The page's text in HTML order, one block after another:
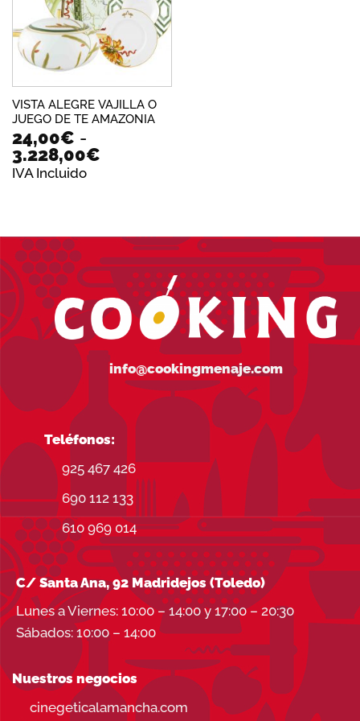
deseos
VISTA ALEGRE VAJILLA O
JUEGO DE TE AMAZONIA
24,00€ -
3.228,00€Rango
hasta
3.228,00€
IVA Incluido
info@cookingmenaje.com
Teléfonos:
925 467 426
690 112 133
610 969 014
C/ Santa Ana, 92 Madridejos (Toledo)
Lunes a Viernes: 10:00 – 14:00 y 17:00 – 20:30
Sábados: 10:00 – 14:00
Nuestros negocios
cinegeticalamancha.com